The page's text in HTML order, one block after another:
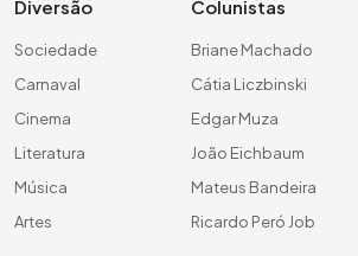
Diversão
Sociedade
Carnaval
Cinema
Literatura
Música
Artes
Colunistas
Briane Machado
Cátia Liczbinski
Edgar Muza
João Eichbaum
Mateus Bandeira
Ricardo Peró Job